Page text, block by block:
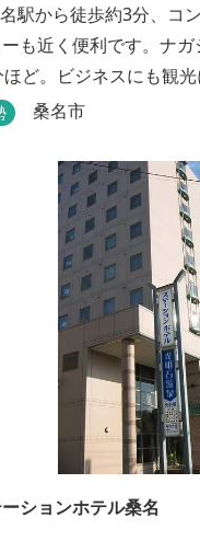
名駅から徒歩約3分、コ
も近く便利です。ナ
ど。ビジネスにも観光
桑名市
ションホテル桑名